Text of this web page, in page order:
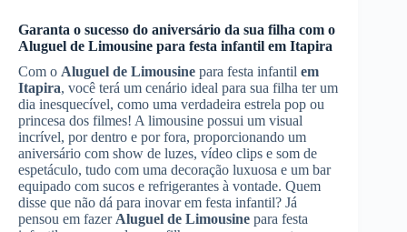
Garanta o sucesso do aniversário da sua filha com o
Aluguel de Limousine para festa infantil em Itapira
Com o Aluguel de Limousine para festa infantil em
Itapira, você terá um cenário ideal para sua filha ter um
dia inesquecível, como uma verdadeira estrela pop ou
princesa dos filmes! A limousine possui um visual
incrível, por dentro e por fora, proporcionando um
aniversário com show de luzes, vídeo clips e som de
espetáculo, tudo com uma decoração luxuosa e um bar
equipado com sucos e refrigerantes à vontade. Quem
disse que não dá para inovar em festa infantil? Já
pensou em fazer Aluguel de Limousine para festa